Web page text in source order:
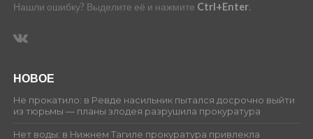
Нашли ошибку? Выделите её и нажмите Ctrl+Enter.
НОВОЕ
Не прокатило: в Ревде насильник пытался досрочно выйти
из тюрьмы — планы злодея разрушила прокуратура
Нет воды: в Нижнем Тагиле прокуратура привлекла